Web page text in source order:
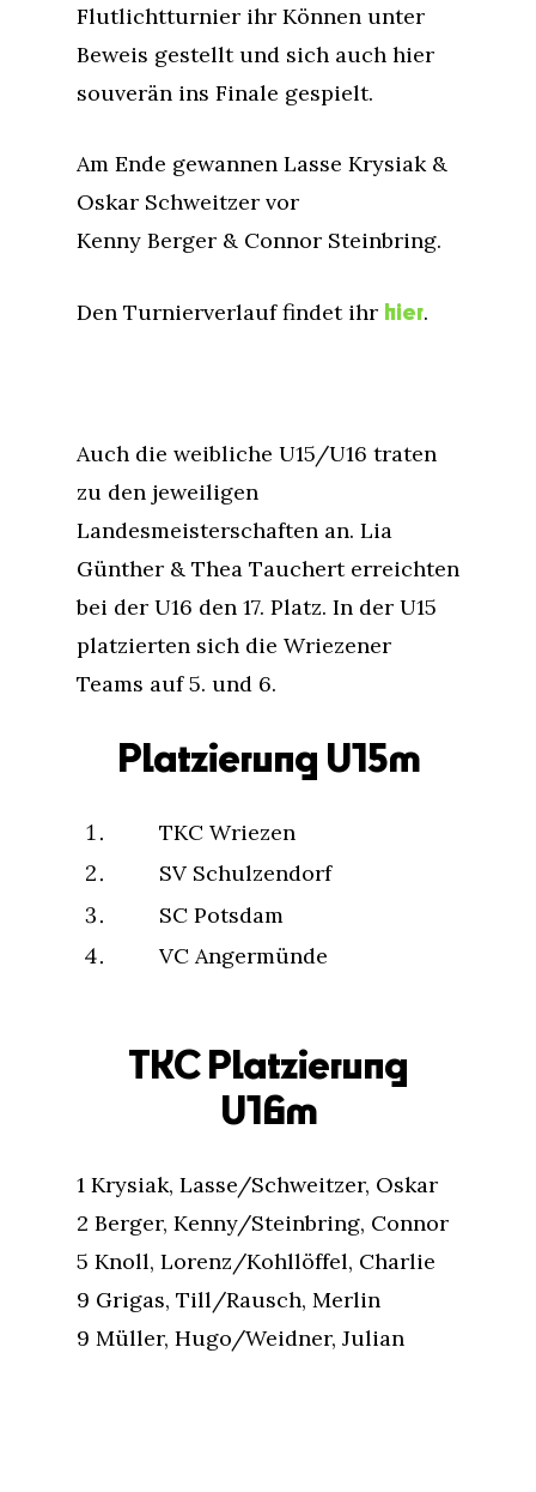
Flutlichtturnier ihr Können unter
Beweis gestellt und sich auch hier
souverän ins Finale gespielt.
Am Ende gewannen Lasse Krysiak &
Oskar ​Schweitzer vor
Kenny Berger &​ Connor Steinbring.
Den Turnierverlauf findet ihr hier.
Auch die weibliche U15/U16 traten
zu den jeweiligen
Landesmeisterschaften an. Lia
Günther & Thea Tauchert erreichten
bei der U16 den 17. Platz. In der U15
platzierten sich die Wriezener
Teams auf 5. und 6.
Platzierung U15m
TKC Wriezen
SV Schulzendorf
SC Potsdam
VC Angermünde
TKC Platzierung
U16m
1 Krysiak, Lasse/​Schweitzer, Oskar
2 Berger, Kenny/​Steinbring, Connor
5 Knoll, Lorenz/​Kohllöffel, Charlie
9 Grigas, Till/​Rausch, Merlin
9 Müller, Hugo/​Weidner, Julian